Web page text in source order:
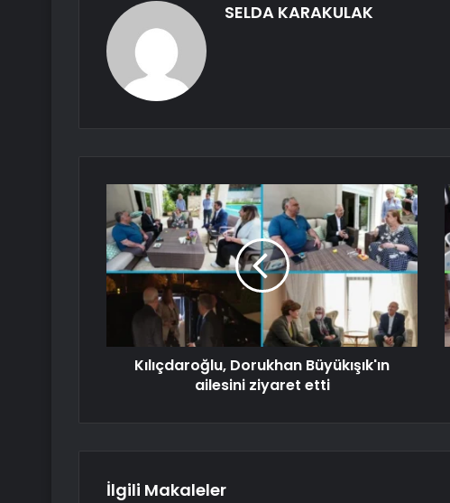
SELDA KARAKULAK
Kılıçdaroğlu, Dorukhan Büyükışık'ın
ailesini ziyaret etti
İlgili Makaleler